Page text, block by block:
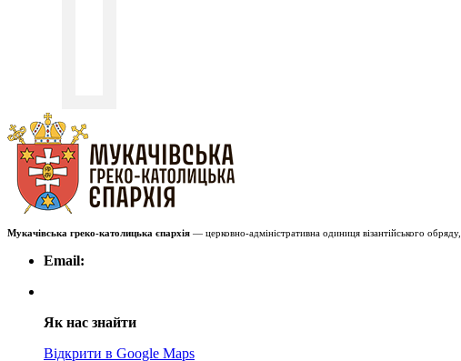
Мукачівська греко-католицька єпархія — церковно-адміністративна одиниця візантійського
Email:
Як нас знайти
Відкрити в Google Maps